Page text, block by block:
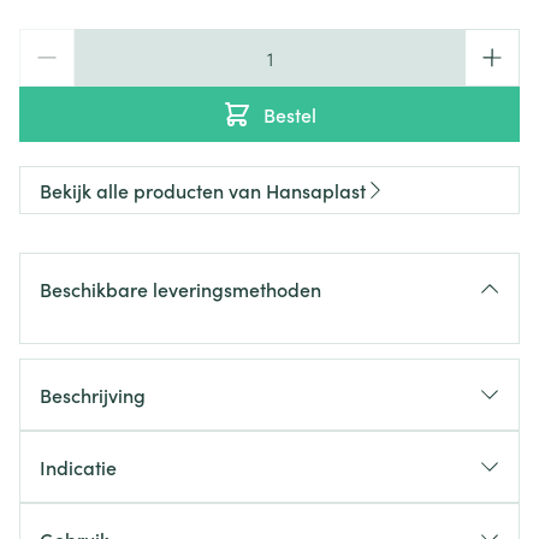
Bestel
Bekijk alle producten van Hansaplast
Beschikbare leveringsmethoden
Beschrijving
Indicatie